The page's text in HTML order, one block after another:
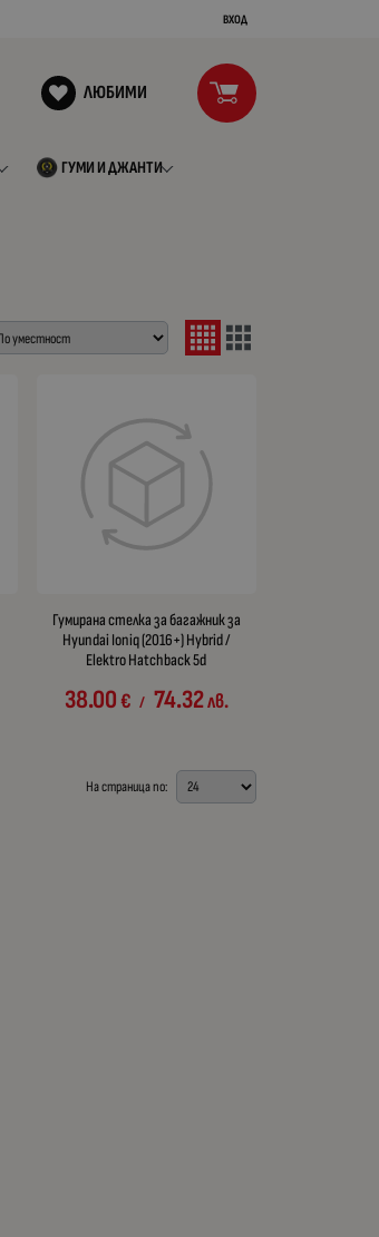
ВХОД
ЛЮБИМИ
ГУМИ И ДЖАНТИ
Гумирана стелка за багажник за
Hyundai Ioniq (2016+) Hybrid /
Elektro Hatchback 5d
38.00€ / 74.32лв.
На страница по: